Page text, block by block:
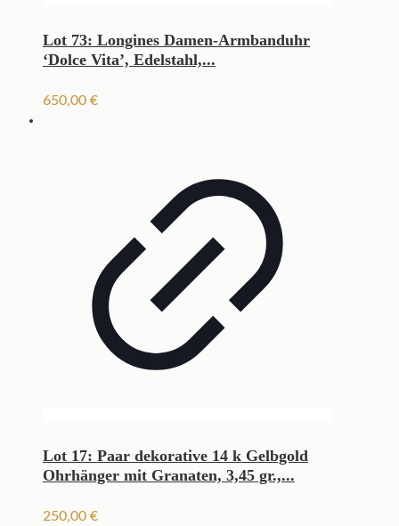
Lot 73: Longines Damen-Armbanduhr
‘Dolce Vita’, Edelstahl,...
650,00 €
Lot 17: Paar dekorative 14 k Gelbgold
Ohrhänger mit Granaten, 3,45 gr.,...
250,00 €